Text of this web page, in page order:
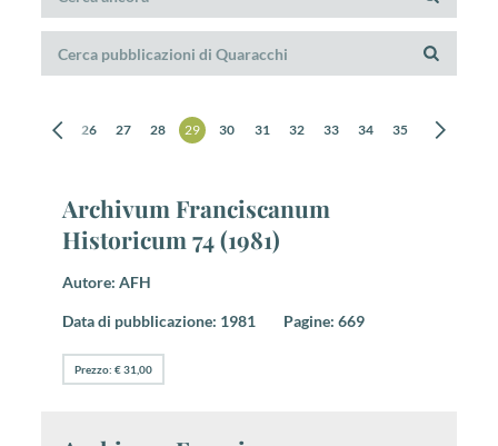
25 26 27 28 29 30 31 32 33 34 35 36
Archivum Franciscanum
Historicum 74 (1981)
Autore: AFH
Data di pubblicazione: 1981 Pagine: 669
Prezzo: € 31,00